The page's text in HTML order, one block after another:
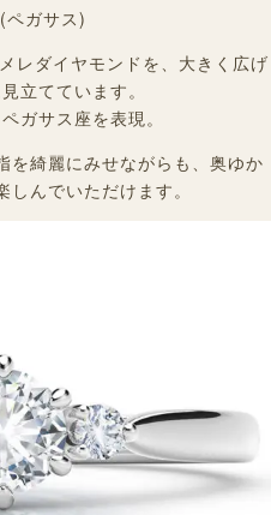
(ペガサス)
レダイヤモンドを、大きく広げ
立てています。
ガサス座を表現。
を綺麗にみせながらも、奥ゆか
んでいただけます。